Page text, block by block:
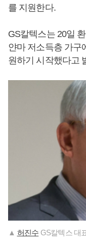
를 지원한다.
GS칼텍스는 20일
얀마 저소득층 가구
원하기 시작했다고
▲ 허진수 GS칼텍스 대